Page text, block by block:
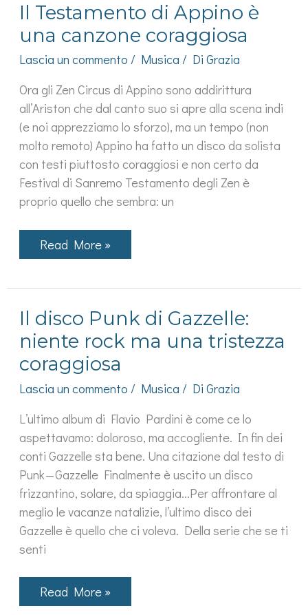
avuto
una
ragazza
i
sotto
il
letto?
Il Testamento di Appino è
una canzone coraggiosa
Lascia un commento / Musica / DiGrazia
Ora gli Zen Circus di Appino sono addirittura
all’Ariston che dal canto suo si apre alla scena indi
(e noi apprezziamo lo sforzo), ma un tempo (non
molto remoto) Appino ha fatto un disco da solista
con testi piuttosto coraggiosi e non certo da
Festival di Sanremo Testamento degli Zen è
proprio quello che sembra: un
Il
Testamento
è
canzone
coraggiosa
Read More »
Il disco Punk di Gazzelle:
niente rock ma una tristezza
coraggiosa
Lascia un commento / Musica / DiGrazia
L’ultimo album di Flavio Pardini è come ce lo
aspettavamo: doloroso, ma accogliente. In fin dei
conti Gazzelle sta bene. Una citazione dal testo di
Punk — Gazzelle Finalmente è uscito un disco
frizzantino, solare, da spiaggia…Per affrontare al
meglio le vacanze natalizie, l’ultimo disco dei
Gazzelle è quello che ci voleva. Della serie che se ti
senti
Il
disco
Read More »